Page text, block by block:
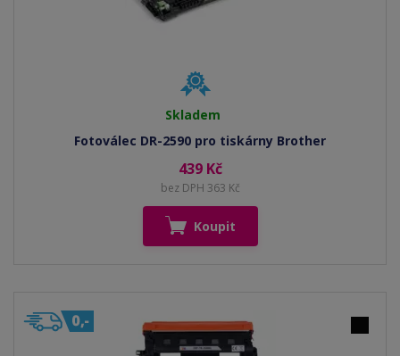
Skladem
Fotoválec DR-2590 pro tiskárny Brother
439 Kč
bez DPH 363 Kč
Koupit